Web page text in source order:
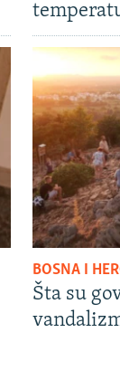
BOSNA I
Šta su